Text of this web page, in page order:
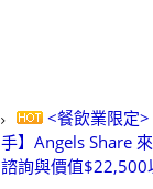
<餐飲業限定
手】Angels Share
諮詢與價值$22,500